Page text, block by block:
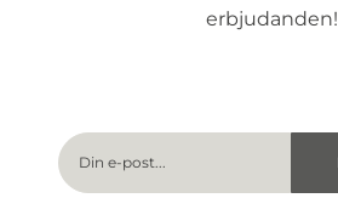
erbjudanden!